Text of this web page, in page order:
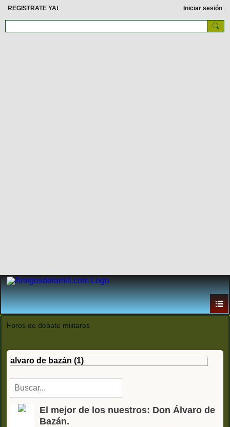
REGISTRATE YA! Iniciar sesión
Foros de debate militares
alvaro de bazán (1)
El mejor de los nuestros: Don Álvaro de
Bazán.